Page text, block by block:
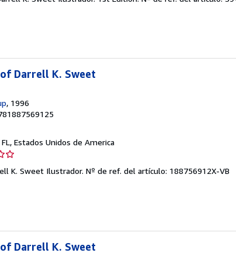
Darrell K. Sweet
, 1996
FL, Estados Unidos de America
K. Sweet Ilustrador. Nº de ref. del artículo: 188756912X-VB
Darrell K. Sweet